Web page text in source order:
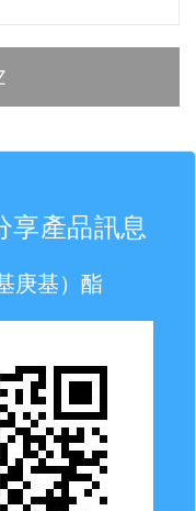
享產品訊息
庚基）酯